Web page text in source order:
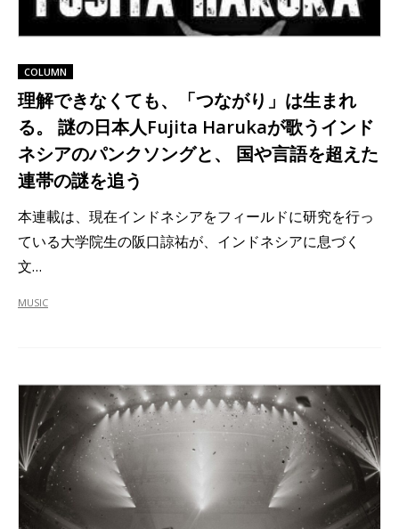
COLUMN
理解できなくても、「つながり」は生まれ
る。 謎の日本人Fujita Harukaが歌うインド
ネシアのパンクソングと、 国や言語を超えた
連帯の謎を追う
本連載は、現在インドネシアをフィールドに研究を行っ
ている大学院生の阪口諒祐が、インドネシアに息づく
文…
MUSIC